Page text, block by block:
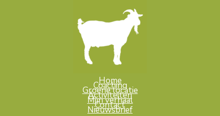
Home
Coaching
Groene locatie
Activiteiten
Mijn verhaal
Contact
Nieuwsbrief